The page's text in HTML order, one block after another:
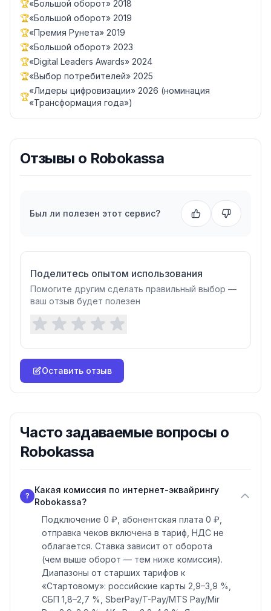
🏆«Большой оборот» 2018
🏆«Большой оборот» 2019
🏆«Премия Рунета» 2019
🏆«Большой оборот» 2023
🏆«Digital Leaders Awards» 2024
🏆«Выбор потребителей» 2025
🏆
«Лидеры цифровизации» 2026 (номинация
«Трансформация года»)
Отзывы о Robokassa
Был ли полезен этот сервис?
Поделитесь опытом использования
Помогите другим сделать правильный выбор —
ваш отзыв будет полезен
Оставить отзыв
Часто задаваемые вопросы о
Robokassa
?
Какая комиссия по интернет-эквайрингу
Robokassa?
Подключение 0 ₽, абонентская плата 0 ₽,
отправка чеков включена в тариф, НДС не
облагается. Ставка зависит от оборота
(чем выше оборот — тем ниже комиссия).
Диапазоны от старших тарифов к
«Стартовому»: российские карты 2,9–3,9 %,
СБП 1,8–2,7 %, SberPay/T-Pay/MTS Pay/Mir